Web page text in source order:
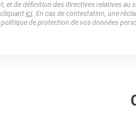
et de définition des directives relatives au
ici. En cas de contestation, une
de protection de vos données